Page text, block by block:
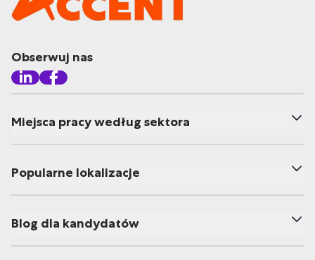
Obserwuj nas
Miejsca pracy według sektora
Popularne lokalizacje
Blog dla kandydatów